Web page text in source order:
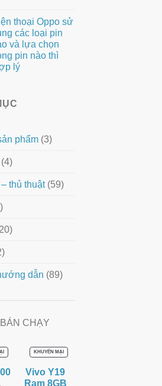
thoại Oppo sử
các loại pin
và lựa chọn
pin nào thì
lý
phẩm(3)
(4)
thủ thuật(59)
dẫn (89)
CHẠY
SẢN
PHẨM
GIẢM
Vivo Y19
Ram 8GB
KHUYẾN MẠISẢN
PHẨM
GIẢM
GIÁ